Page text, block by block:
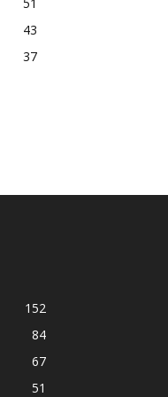
43
37
152
84
67
51